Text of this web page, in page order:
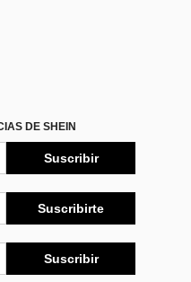
DE SHEIN
Suscribir
Suscribirte
Suscribir